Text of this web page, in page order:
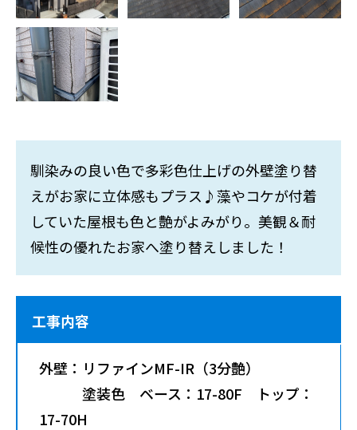
馴染みの良い色で多彩色仕上げの外壁塗り替
えがお家に立体感もプラス♪藻やコケが付着
していた屋根も色と艶がよみがり。美観＆耐
候性の優れたお家へ塗り替えしました！
工事内容
外壁：リファインMF-IR（3分艶）
塗装色 ベース：17-80F トップ：
17-70H